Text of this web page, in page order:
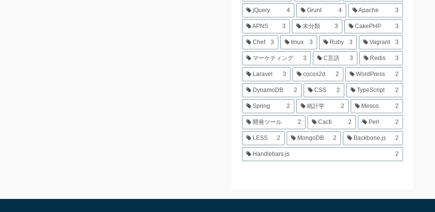
jQuery 4 Grunt 4 Apache 3
APNS 3 未分類 3 CakePHP 3
Chef 3 tmux 3 Ruby 3 Vagrant 3
マーケティング 3 C言語 3 Redis 3
Laravel 3 cocos2d 2 WordPress 2
DynamoDB 2 CSS 2 TypeScript 2
Spring 2 統計学 2 Mesos 2
開発ツール 2 Cacti 2 Perl 2
LESS 2 MongoDB 2 Backbone.js 2
Handlebars.js 2